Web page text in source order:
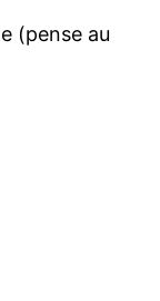
(pense au